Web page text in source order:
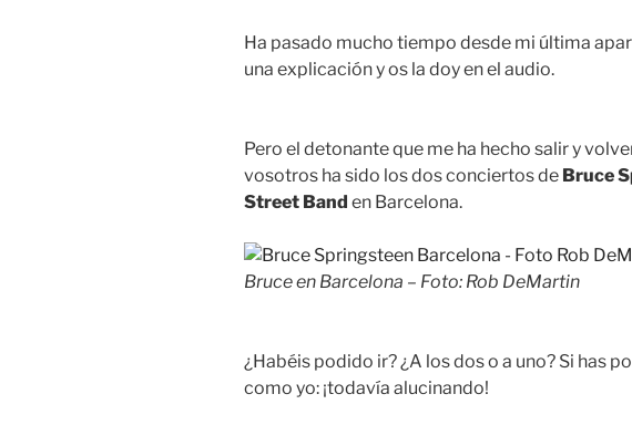
Ha pasado mucho tiempo desde mi última
una explicación y os la doy en el audio.
Pero el detonante que me ha hecho salir y
vosotros ha sido los dos conciertos de Bruce
Street Band en Barcelona.
Bruce en Barcelona – Foto: Rob DeMartin
¿Habéis podido ir? ¿A los dos o a uno? Si has
como yo: ¡todavía alucinando!